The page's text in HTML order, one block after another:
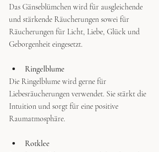
Das Gänseblümchen wird für ausgleichende
und stärkende Räucherungen sowei für
Räucherungen für Licht, Liebe, Glück und
Geborgenheit eingesetzt.
Ringelblume
Die Ringelblume wird gerne für
Liebesräucherungen verwendet. Sie stärkt die
Intuition und sorgt für eine positive
Raumatmosphäre.
Rotklee